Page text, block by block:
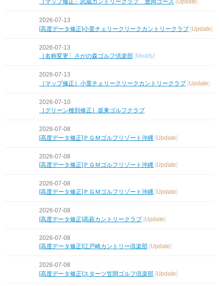
［マップ修正〕武蔵カントリークラブ 豊岡コース Update
2026-07-13
[高度データ修正]小萱チェリークリークカントリークラブ [Update]
2026-07-13
［名称変更〕さがの森ゴルフ倶楽部
Modify
2026-07-13
［マップ修正］小萱チェリークリークカントリークラブ [Update]
2026-07-10
［グリーン種別修正］坂東ゴルフクラブ
2026-07-08
[高度データ修正]ＰＧＭゴルフリゾート沖縄 [Update]
2026-07-08
[高度データ修正]ＰＧＭゴルフリゾート沖縄 [Update]
2026-07-08
[高度データ修正]ＰＧＭゴルフリゾート沖縄 Update
2026-07-08
[高度データ修正]高萩カントリークラブ [Update]
2026-07-08
[高度データ修正]江戸崎カントリー倶楽部 Update
2026-07-08
[高度データ修正]スターツ笠間ゴルフ倶楽部 [Update]